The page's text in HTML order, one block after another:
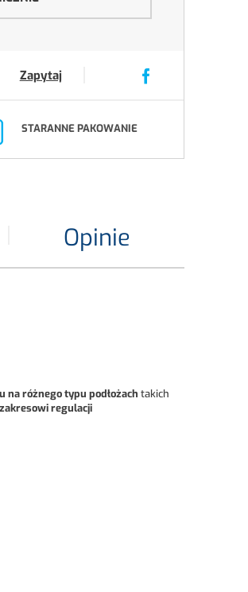
Zapytaj
STARANNE PAKOWANIE
Opinie
na różnego typu podłożach takich
regulacji